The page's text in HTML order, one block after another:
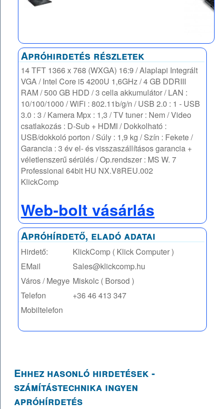
Apróhirdetés részletek
14 TFT 1366 x 768 (WXGA) 16:9 / Alaplapi Integrált
VGA / Intel Core i5 4200U 1,6GHz / 4 GB DDRIII
RAM / 500 GB HDD / 3 cella akkumulátor / LAN :
10/100/1000 / WiFi : 802.11b/g/n / USB 2.0 : 1 - USB
3.0 : 3 / Kamera Mpx : 1,3 / TV tuner : Nem / Video
csatlakozás : D-Sub + HDMI / Dokkolható :
USB/dokkoló porton / Súly : 1,9 kg / Szín : Fekete /
Garancia : 3 év el- és visszaszállításos garancia +
véletlenszerű sérülés / Op.rendszer : MS W. 7
Professional 64bit HU NX.V8REU.002
KlickComp
Web-bolt vásárlás
Apróhírdető, eladó adatai
Hirdető:
KlickComp ( Klick Computer )
EMail
Sales@klickcomp.hu
Város / Megye Miskolc ( Borsod )
Telefon
+36 46 413 347
Mobiltelefon
Ehhez hasonló hirdetések -
számítástechnika ingyen
apróhírdetés